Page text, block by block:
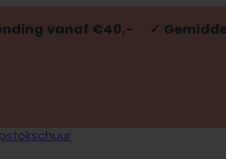
vanaf €40,- ✓